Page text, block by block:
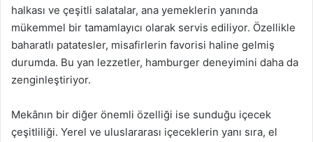
halkası ve çeşitli salatalar, ana yemeklerin yanında
mükemmel bir tamamlayıcı olarak servis ediliyor. Özellikle
baharatlı patatesler, misafirlerin favorisi haline gelmiş
durumda. Bu yan lezzetler, hamburger deneyimini daha da
zenginleştiriyor.
Mekânın bir diğer önemli özelliği ise sunduğu içecek
çeşitliliği. Yerel ve uluslararası içeceklerin yanı sıra, el